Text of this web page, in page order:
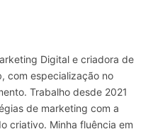
Digital e criadora de
com especialização no
Trabalho desde 2021
de marketing com a
criativo. Minha fluência em